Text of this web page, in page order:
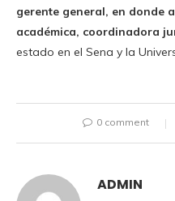
gerente general, en donde
académica, coordinadora
estado en el Sena y la
0 comment
ADMIN